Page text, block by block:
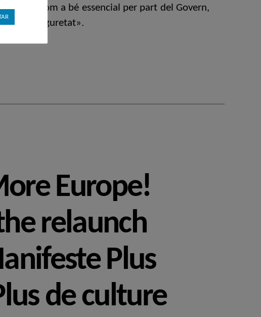
com a bé essencial per part del Govern,
de seguretat».
Europe!
relaunch
Plus
de culture